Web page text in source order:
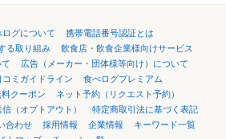
ログについて
携帯電話番号認証とは
る取り組み
飲食店・飲食企業様向けサービス
広告（メーカー・団体様等向け）について
コミガイドライン
食べログプレミアム
クーポン
ネット予約（リクエスト予約）
（オプトアウト）
特定商取引法に基づく表記
合わせ 採用情報 企業情報
キーワード一覧